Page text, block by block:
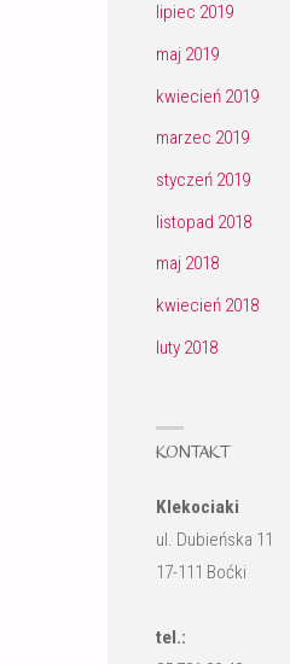
lipiec 2019
maj 2019
kwiecień 2019
marzec 2019
styczeń 2019
listopad 2018
maj 2018
kwiecień 2018
luty 2018
KONTAKT
Klekociaki
ul. Dubieńska 11
17-111 Boćki
tel.: